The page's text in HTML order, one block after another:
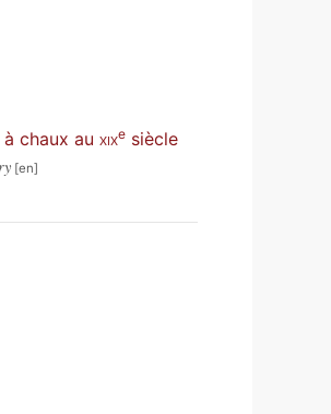
chaux au xixe siècle